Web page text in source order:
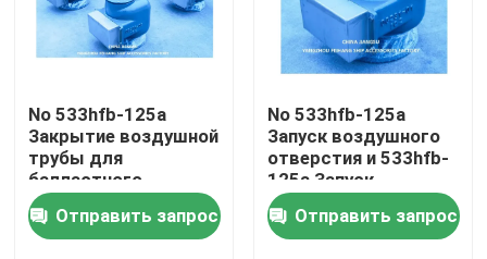
контроль качества
Отправить запрос
Головка морского вентиляционного отверстия
No 533hfb-125a
Закрытие воздушной
трубы для
балластного
резервуара корпус
отливного железа с
плавающей сталью
Отправить запрос
No 533hfb-125a
Запуск воздушного
отверстия и 533hfb-
125a Запуск
воздушного
отверстия для
балластного
Отправить запрос